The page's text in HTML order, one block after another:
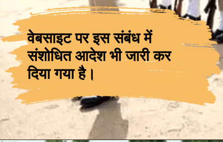
वेबसाइट पर इस संबंध में
संशोधित आदेश भी जारी कर
दिया गया है।